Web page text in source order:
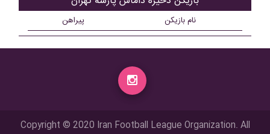
نام بازیکن پیراهن
Copyright © 2020 Iran Football League Organization. All